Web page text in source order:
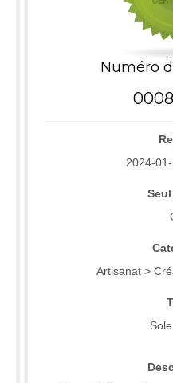
Numéro
2024-
Artisanat >